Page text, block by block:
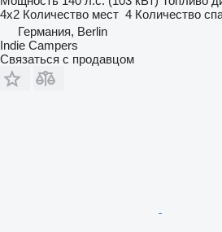
4x2 Количество мест 4 Количество
Германия, Berlin
Indie Campers
Связаться с продавцом